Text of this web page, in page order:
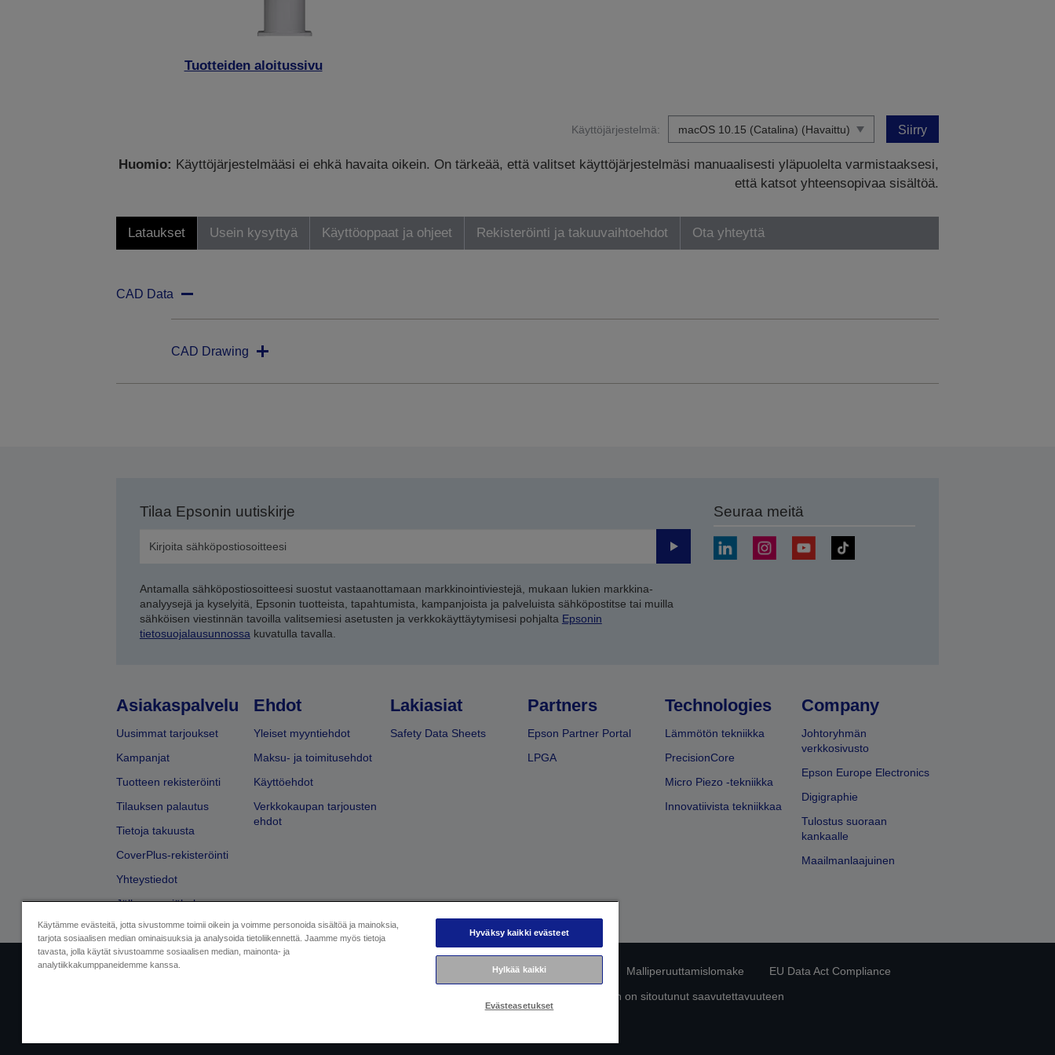
Tuotteiden aloitussivu
Käyttöjärjestelmä: Siirry
Huomio: Käyttöjärjestelmääsi ei ehkä havaita oikein. On tärkeää, että valitset käyttöjärjestelmäsi manuaalisesti yläpuolelta varmistaaksesi,
että katsot yhteensopivaa sisältöä.
Lataukset Usein kysyttyä Käyttöoppaat ja ohjeet Rekisteröinti ja takuuvaihtoehdot Ota yhteyttä
CAD Data
CAD Drawing
Tilaa Epsonin uutiskirje
Lähetä
Antamalla sähköpostiosoitteesi suostut vastaanottamaan markkinointiviestejä, mukaan lukien markkina-
analyysejä ja kyselyitä, Epsonin tuotteista, tapahtumista, kampanjoista ja palveluista sähköpostitse tai muilla
sähköisen viestinnän tavoilla valitsemiesi asetusten ja verkkokäyttäytymisesi pohjalta Epsonin
tietosuojalausunnossakuvatulla tavalla.
Seuraa meitä
Asiakaspalvelu
Uusimmat tarjoukset
Kampanjat
Tuotteen rekisteröinti
Tilauksen palautus
Tietoja takuusta
CoverPlus-rekisteröinti
Yhteystiedot
Jälleenmyyjähaku
Ehdot
Yleiset myyntiehdot
Maksu- ja toimitusehdot
Käyttöehdot
Verkkokaupan tarjousten
ehdot
Lakiasiat
Safety Data Sheets
Partners
Epson Partner Portal
LPGA
Technologies
Lämmötön tekniikka
PrecisionCore
Micro Piezo -tekniikka
Innovatiivista tekniikkaa
Company
Johtoryhmän
verkkosivusto
Epson Europe Electronics
Digigraphie
Tulostus suoraan
kankaalle
Maailmanlaajuinen
Yritystiedot Tietosuojailmoitus Malliperuuttamislomake
EU Data Act Compliance
Epson on sitoutunut saavutettavuuteen
Käytämme evästeitä, jotta sivustomme toimii oikein ja voimme personoida sisältöä ja mainoksia,
tarjota sosiaalisen median ominaisuuksia ja analysoida tietoliikennettä. Jaamme myös tietoja
tavasta, jolla käytät sivustoamme sosiaalisen median, mainonta- ja
analytiikkakumppaneidemme kanssa.
Hyväksy kaikki evästeet
Hylkää kaikki
Evästeasetukset